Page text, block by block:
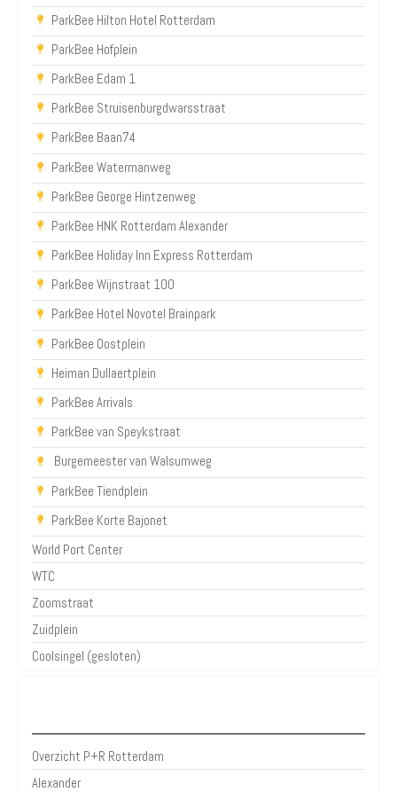
ParkBee Hilton Hotel Rotterdam
ParkBee Hofplein
ParkBee Edam 1
ParkBee Struisenburgdwarsstraat
ParkBee Baan74
ParkBee Watermanweg
ParkBee George Hintzenweg
ParkBee HNK Rotterdam Alexander
ParkBee Holiday Inn Express Rotterdam
ParkBee Wijnstraat 100
ParkBee Hotel Novotel Brainpark
ParkBee Oostplein
Heiman Dullaertplein
ParkBee Arrivals
ParkBee van Speykstraat
Burgemeester van Walsumweg
ParkBee Tiendplein
ParkBee Korte Bajonet
World Port Center
WTC
Zoomstraat
Zuidplein
Coolsingel (gesloten)
Overzicht P+R Rotterdam
Alexander